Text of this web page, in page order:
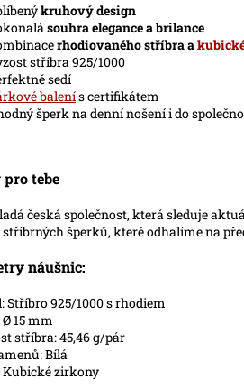
kruhový design
souhra elegance a brilance
rhodiovaného stříbra a
stříbra 925/1000
sedí
balenís certifikátem
šperk na denní nošení i do
tebe
česká společnost, která sleduje
stříbrných šperků, které odhalíme na
náušnic:
Stříbro 925/1000 s rhodiem
15 mm
stříbra: 45,46 g/pár
Bílá
Kubické zirkony